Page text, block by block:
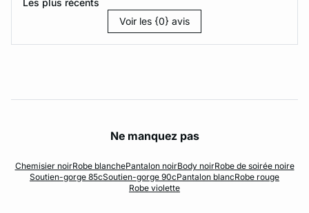
Les plus récents
Voir les {0} avis
Ne manquez pas
Chemisier noirRobe blanchePantalon noirBody noirRobe de soirée noire
Soutien-gorge 85cSoutien-gorge 90cPantalon blancRobe rouge
Robe violette